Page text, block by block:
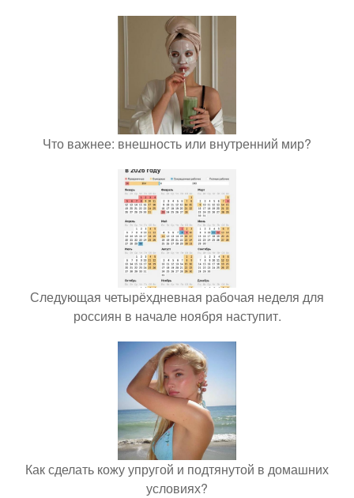
Что важнее: внешность или внутренний мир?
Следующая четырёхдневная рабочая неделя для
россиян в начале ноября наступит.
Как сделать кожу упругой и подтянутой в домашних
условиях?